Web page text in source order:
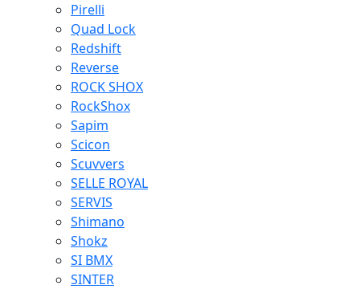
Pirelli
Quad Lock
Redshift
Reverse
ROCK SHOX
RockShox
Sapim
Scicon
Scuvvers
SELLE ROYAL
SERVIS
Shimano
Shokz
SI BMX
SINTER